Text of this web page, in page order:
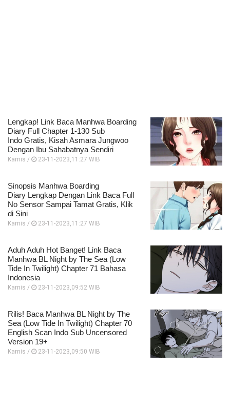
Lengkap! Link Baca Manhwa Boarding
Diary Full Chapter 1-130 Sub
Indo Gratis, Kisah Asmara Jungwoo
Dengan Ibu Sahabatnya Sendiri
Kamis / 23-11-2023,11:27 WIB
Sinopsis Manhwa Boarding
Diary Lengkap Dengan Link Baca Full
No Sensor Sampai Tamat Gratis, Klik
di Sini
Kamis / 23-11-2023,11:27 WIB
Aduh Aduh Hot Banget! Link Baca
Manhwa BL Night by The Sea (Low
Tide In Twilight) Chapter 71 Bahasa
Indonesia
Kamis / 23-11-2023,09:52 WIB
Rilis! Baca Manhwa BL Night by The
Sea (Low Tide In Twilight) Chapter 70
English Scan Indo Sub Uncensored
Version 19+
Kamis / 23-11-2023,09:50 WIB